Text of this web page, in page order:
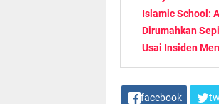
Islamic School:
Dirumahkan
Usai Insiden
facebook